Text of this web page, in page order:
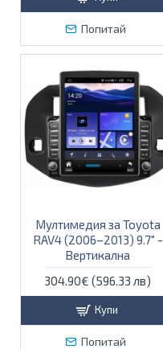
Попитай
Мултимедия за Toyota
RAV4 (2006–2013) 9.7″ -
Вертикална
304.90€ (596.33 лв)
Купи
Попитай